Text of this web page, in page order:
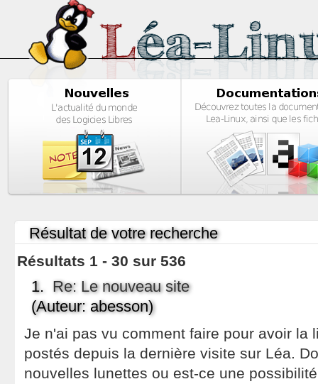
Résultat de votre recherche
Résultats 1 - 30 sur 536
1. Re: Le nouveau site
(Auteur: abesson)
Je n'ai pas vu comment faire pour avoir la
postés depuis la dernière visite sur Léa.
nouvelles lunettes ou est-ce une